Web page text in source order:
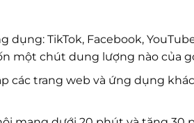
dụng: TikTok, Facebook,
một chút dung lượng nào của
các trang web và ứng dụng khác